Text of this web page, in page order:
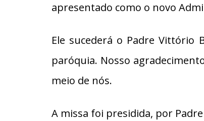
apresentado como o novo
Ele sucederá o Padre Vittório
paróquia. Nosso
meio de nós.
​A missa foi presidida, por